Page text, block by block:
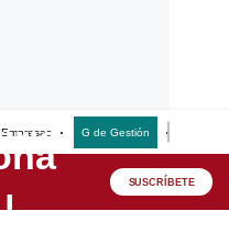
Empresas G de Gestión
SUSCRÍBETE